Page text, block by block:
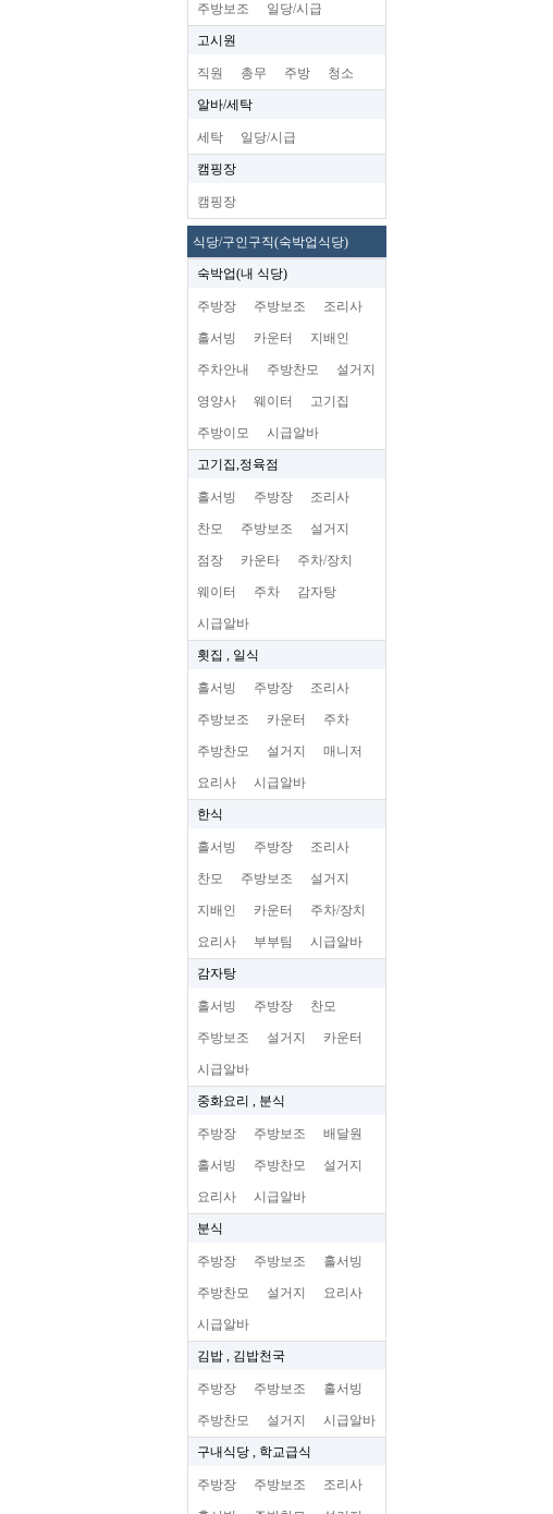
주방보조 일당/시급
고시원
직원 총무 주방 청소
알바/세탁
세탁 일당/시급
캠핑장
캠핑장
식당/구인구직(숙박업식당)
숙박업(내 식당)
주방장 주방보조 조리사
홀서빙 카운터 지배인
주차안내 주방찬모 설거지
영양사 웨이터 고기집
주방이모 시급알바
고기집,정육점
홀서빙 주방장 조리사
찬모 주방보조 설거지
점장 카운타 주차/장치
웨이터 주차 감자탕
시급알바
횟집 , 일식
홀서빙 주방장 조리사
주방보조 카운터 주차
주방찬모 설거지 매니저
요리사 시급알바
한식
홀서빙 주방장 조리사
찬모 주방보조 설거지
지배인 카운터 주차/장치
요리사 부부팀 시급알바
감자탕
홀서빙 주방장 찬모
주방보조 설거지 카운터
시급알바
중화요리 , 분식
주방장 주방보조 배달원
홀서빙 주방찬모 설거지
요리사 시급알바
분식
주방장 주방보조 홀서빙
주방찬모 설거지 요리사
시급알바
김밥 , 김밥천국
주방장 주방보조 홀서빙
주방찬모 설거지 시급알바
구내식당 , 학교급식
주방장 주방보조 조리사